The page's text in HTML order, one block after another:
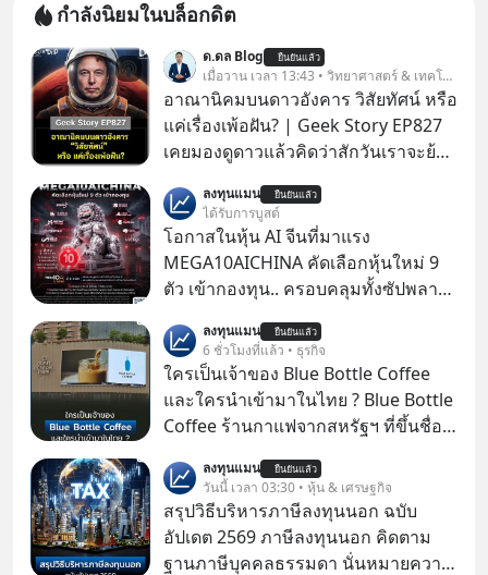
กำลังนิยมในบล็อกดิต
ด.ดล Blog ยืนยันแล้ว
เมื่อวาน เวลา 13:43 • วิทยาศาสตร์ & เทคโนโลยี
อาณานิคมบนดาวอังคาร วิสัยทัศน์ หรือ
แค่เรื่องเพ้อฝัน? | Geek Story EP827
เคยมองดูดาวแล้วคิดว่าสักวันเราจะย้าย
หรือ Jeff Bezos บอกไว้หรือเปล่า ภาพ
ฝันที่มหาเศรษฐีซิลิคอนแวลลีย์วาดไว้ว่า
มนุษย์นับล้านจะไปสร้างอาณานิคม
ใหม่ ล้อมรอบด้วยเทคโนโลยีสุดล้ำ อาจ
จะฟังดูน่าตื่นเต้น แต่ความจริงที่ถูกซ่อน
ไว้ใต้พรมคือ ดาวอังคารเป็นเพียงนรกที่
เต็มไปด้วยรังสีมรณะและฝุ่นพิษ แล้ว
ทำไมบรรดาผู้นำเทคโนโลยีถึงยัง
พยายามหลอกขายฝันลมๆ แล้งๆ นี้ให้
กับคนทั้งโลก พวกเขากำลังซ่อนความ
ลับอะไรไว้เบื้องหลังโปรเจกต์อวกาศที่
ผลาญทรัพยากรมหาศาล วันนี้เราจะมา
กะเทาะเปลือกความลวงโลกนี้กัน ใครที่
คิดว่าอนาคตของมนุษยชาติอยู่บนดาว
ดวงอื่น เลือกฟังกันได้เลยนะครับ อย่า
ลงทุนแมน ยืนยันแล้ว
ได้รับการบูสต์
โอกาสในหุ้น AI จีนที่มาแรง
MEGA10AICHINA คัดเลือกหุ้นใหม่ 9
ตัว เข้ากองทุน.. ครอบคลุมทั้งซัปพลาย
โปรโมชัน ลด 50% ค่าธรรมเนียมซื้อ |
ยอด 2 ล้านบาทขึ้นไป ฟรีค่าธรรมเนียม
ซื้อ
ลงทุนแมน ยืนยันแล้ว
6 ชั่วโมงที่แล้ว • ธุรกิจ
ใครเป็นเจ้าของ Blue Bottle Coffee
และใครนำเข้ามาในไทย ? Blue Bottle
Coffee ร้านกาแฟจากสหรัฐฯ ที่ขึ้นชื่อ
แรกในประเทศไทย ที่ Central Park
ลงทุนแมน ยืนยันแล้ว
วันนี้ เวลา 03:30 • หุ้น & เศรษฐกิจ
สรุปวิธีบริหารภาษีลงทุนนอก ฉบับ
อัปเดต 2569 ภาษีลงทุนนอก คิดตาม
ฐานภาษีบุคคลธรรมดา นั่นหมายความ